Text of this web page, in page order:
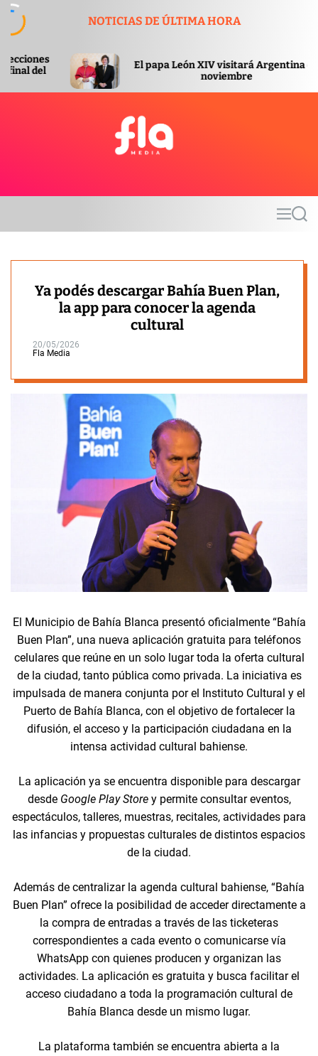
t
NOTICIAS DE ÚLTIMA HORA
El papa León XIV visitará Argentina en
noviembre
El
a
MS
Ya podés descargar Bahía Buen Plan,
la app para conocer la agenda
cultural
20/05/2026
Fla Media
El Municipio de Bahía Blanca presentó oficialmente “Bahía
Buen Plan”, una nueva aplicación gratuita para teléfonos
celulares que reúne en un solo lugar toda la oferta cultural
de la ciudad, tanto pública como privada. La iniciativa es
impulsada de manera conjunta por el Instituto Cultural y el
Puerto de Bahía Blanca, con el objetivo de fortalecer la
difusión, el acceso y la participación ciudadana en la
intensa actividad cultural bahiense.
La aplicación ya se encuentra disponible para descargar
desde Google Play Storey permite consultar eventos,
espectáculos, talleres, muestras, recitales, actividades para
las infancias y propuestas culturales de distintos espacios
de la ciudad.
Además de centralizar la agenda cultural bahiense, “Bahía
Buen Plan” ofrece la posibilidad de acceder directamente a
la compra de entradas a través de las ticketeras
correspondientes a cada evento o comunicarse vía
WhatsApp con quienes producen y organizan las
actividades. La aplicación es gratuita y busca facilitar el
acceso ciudadano a toda la programación cultural de
Bahía Blanca desde un mismo lugar.
La plataforma también se encuentra abierta a la